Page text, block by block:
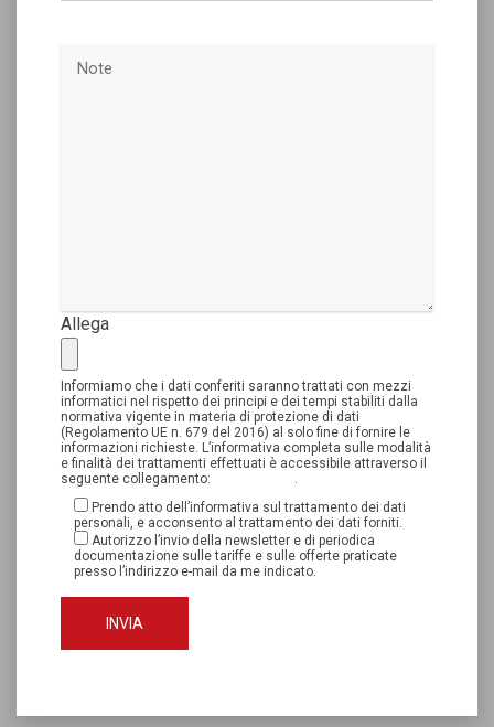
Allega
Informiamo che i dati conferiti saranno trattati con mezzi
informatici nel rispetto dei principi e dei tempi stabiliti dalla
normativa vigente in materia di protezione di dati
(Regolamento UE n. 679 del 2016) al solo fine di fornire le
informazioni richieste. L’informativa completa sulle modalità
e finalità dei trattamenti effettuati è accessibile attraverso il
seguente collegamento:
Prendo atto dell’informativa sul trattamento dei dati
personali, e acconsento al trattamento dei dati forniti.
Autorizzo l’invio della newsletter e di periodica
documentazione sulle tariffe e sulle offerte praticate
presso l’indirizzo e-mail da me indicato.